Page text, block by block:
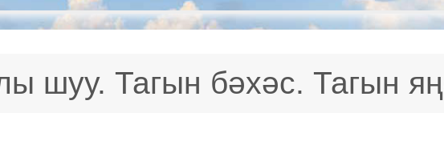
шуу. Тагын бәхәс. Тагын